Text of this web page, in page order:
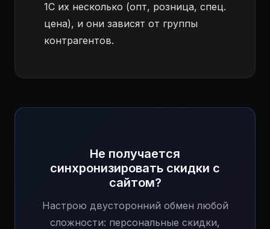
1С их несколько (опт, розница, спец.
цена), и они зависят от группы
контрагентов.
Не получается
синхронизировать скидки с
сайтом?
Настрою двусторонний обмен любой
сложности: персональные скидки,